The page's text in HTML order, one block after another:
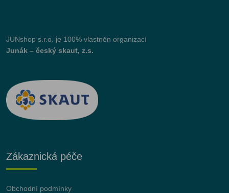
JUNshop s.r.o.
je 100% vlastněn organizací
Junák – český skaut, z.s.
Zákaznická péče
Obchodní podmínky